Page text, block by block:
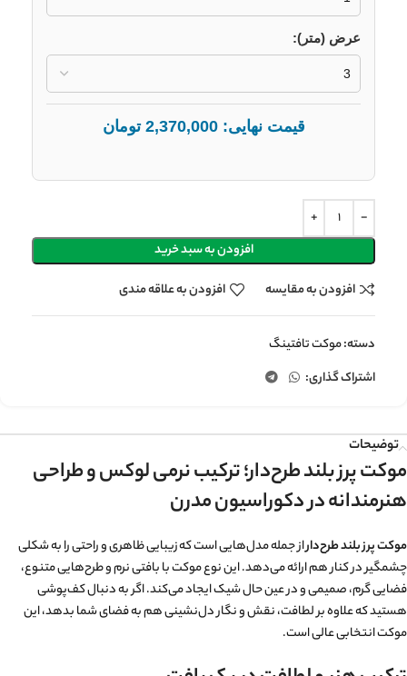
عرض (متر):
قیمت نهایی:2,370,000 تومان
افزودن به سبد خرید
افزودن به مقایسه
افزودن به علاقه مندی
دسته:موکت تافتینگ
اشتراک گذاری:
توضیحات
موکت پرز بلند طرح‌دار؛ ترکیب نرمی لوکس و طراحی
هنرمندانه در دکوراسیون مدرن
موکت پرز بلند طرح‌داراز جمله مدل‌هایی است که زیبایی ظاهری و راحتی را به شکلی
چشمگیر در کنار هم ارائه می‌دهد. این نوع موکت با بافتی نرم و طرح‌هایی متنوع،
فضایی گرم، صمیمی و در عین حال شیک ایجاد می‌کند. اگر به دنبال کف‌پوشی
هستید که علاوه بر لطافت، نقش و نگار دل‌نشینی هم به فضای شما بدهد، این
موکت انتخابی عالی است.